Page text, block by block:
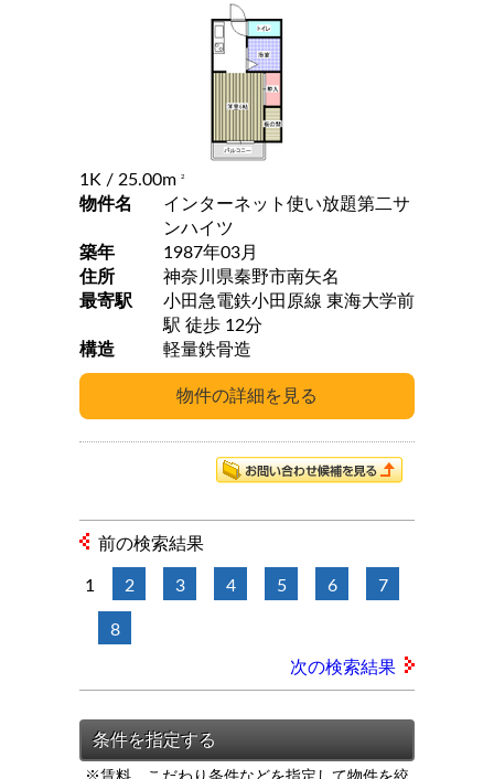
1K / 25.00m 2
物件名
インターネット使い放題第二サ
ンハイツ
築年
1987年03月
住所
神奈川県秦野市南矢名
最寄駅
小田急電鉄小田原線 東海大学前
駅 徒歩 12分
構造
軽量鉄骨造
前の検索結果
1 2 3 4 5 6 7
8
次の検索結果